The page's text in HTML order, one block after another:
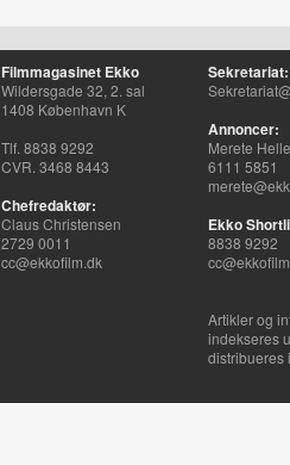
Filmmagasinet Ekko
Wildersgade 32, 2. sal
1408 København K
Tlf. 8838 9292
CVR. 3468 8443
Chefredaktør:
Claus Christensen
2729 0011
cc@ekkofilm.dk
Sekretariat:
Annoncer:
Merete
6111 5851
Ekko
8838 9292
Artikler og
indekseres
distribueres